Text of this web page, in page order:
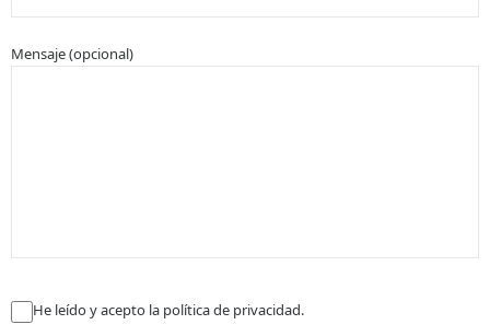
Mensaje (opcional)
He leído y acepto la política de privacidad.